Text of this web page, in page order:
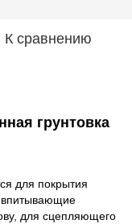
К сравнению
грунтовка
для покрытия
впитывающие
для сцепляющего